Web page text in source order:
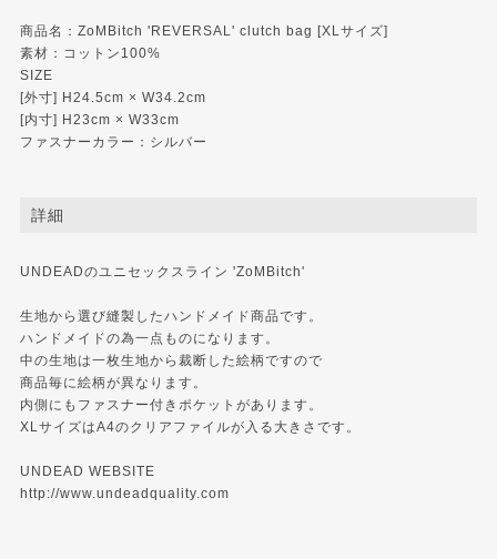
商品名：ZoMBitch 'REVERSAL' clutch bag [XLサイズ]
素材：コットン100%
SIZE
[外寸] H24.5cm × W34.2cm
[内寸] H23cm × W33cm
ファスナーカラー：シルバー
詳細
UNDEADのユニセックスライン 'ZoMBitch'
生地から選び縫製したハンドメイド商品です。
ハンドメイドの為一点ものになります。
中の生地は一枚生地から裁断した絵柄ですので
商品毎に絵柄が異なります。
内側にもファスナー付きポケットがあります。
XLサイズはA4のクリアファイルが入る大きさです。
UNDEAD WEBSITE
http://www.undeadquality.com